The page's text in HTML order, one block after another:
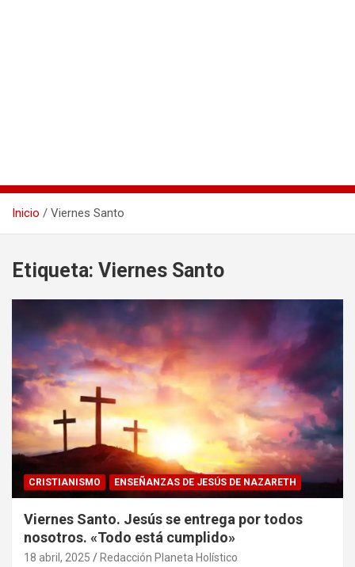
Inicio Viernes Santo
Etiqueta: Viernes Santo
CRISTIANISMO ENSEÑANZAS DE JESÚS DE NAZARETH
Viernes Santo. Jesús se entrega por todos
nosotros. «Todo está cumplido»
18 abril, 2025 Redacción Planeta Holístico